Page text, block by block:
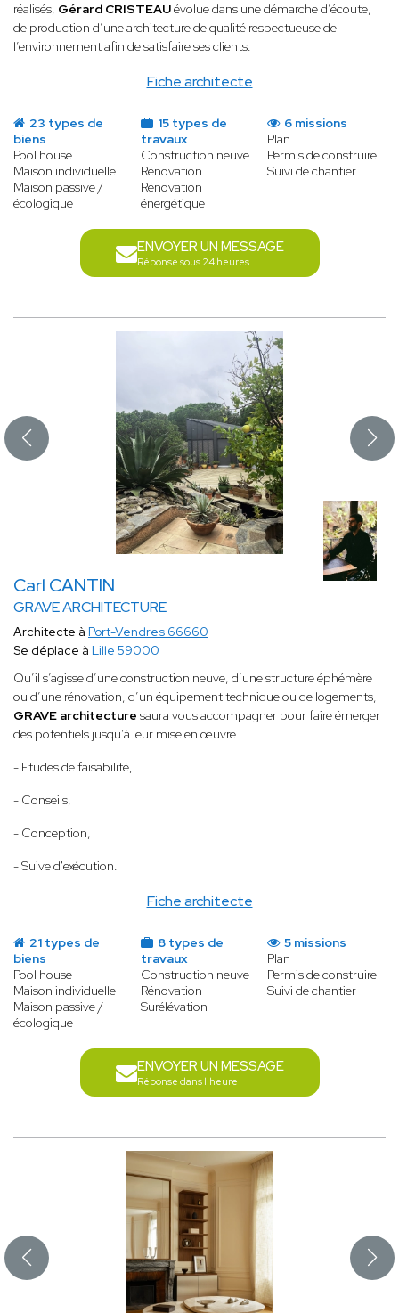
Fiche architecte
réalisés, Gérard CRISTEAUévolue dans une démarche d’écoute,
de production d’une architecture de qualité respectueuse de
l’environnement afin de satisfaire ses clients.
23 types de
biens
Pool house
Maison individuelle
Maison passive /
écologique
15 types de
travaux
Construction neuve
Rénovation
Rénovation
énergétique
6 missions
Plan
Permis de construire
Suivi de chantier
ENVOYER UN MESSAGE
Réponse sous 24 heures
Carl CANTIN
GRAVE ARCHITECTURE
Fiche architecte
Architecte à Port-Vendres 66660
Se déplace à Lille 59000
Qu’il s’agisse d’une construction neuve, d’une structure éphémère
ou d’une rénovation, d’un équipement technique ou de logements,
GRAVE architecture saura vous accompagner pour faire émerger
des potentiels jusqu’à leur mise en œuvre.
- Etudes de faisabilité,
- Conseils,
- Conception,
- Suive d'exécution.
21 types de
biens
Pool house
Maison individuelle
Maison passive /
écologique
8 types de
travaux
Construction neuve
Rénovation
Surélévation
5 missions
Plan
Permis de construire
Suivi de chantier
ENVOYER UN MESSAGE
Réponse dans l'heure